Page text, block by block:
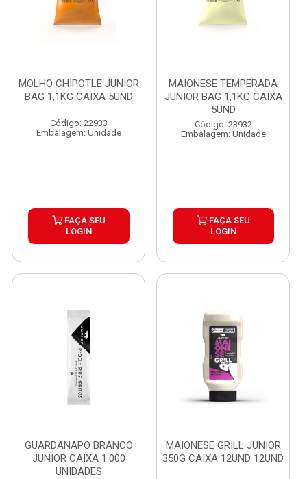
MOLHO CHIPOTLE JUNIOR
BAG 1,1KG CAIXA 5UND
Código: 22933
Embalagem: Unidade
FAÇA SEU
LOGIN
MAIONESE TEMPERADA
JUNIOR BAG 1,1KG CAIXA
5UND
Código: 23932
Embalagem: Unidade
FAÇA SEU
LOGIN
GUARDANAPO BRANCO
JUNIOR CAIXA 1.000
UNIDADES
MAIONESE GRILL JUNIOR
350G CAIXA 12UND 12UND